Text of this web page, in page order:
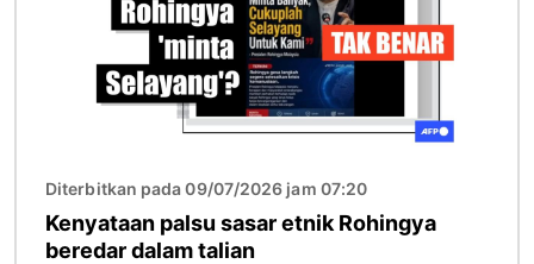
Diterbitkan pada 09/07/2026 jam 07:20
Kenyataan palsu sasar etnik Rohingya
beredar dalam talian